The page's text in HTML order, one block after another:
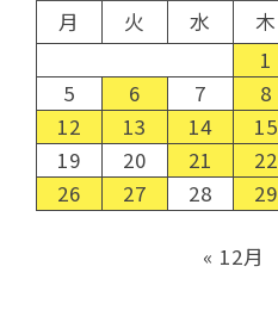
月
火 水 木
1
5
6 7 8
12
13 14 15
19
20 21 22
26
27 28 29
« 12月